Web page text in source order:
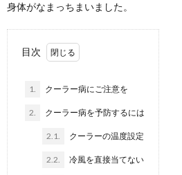
身体がなまっちまいました。
目次
1. クーラー病にご注意を
2. クーラー病を予防するには
2.1. クーラーの温度設定
2.2. 冷風を直接当てない